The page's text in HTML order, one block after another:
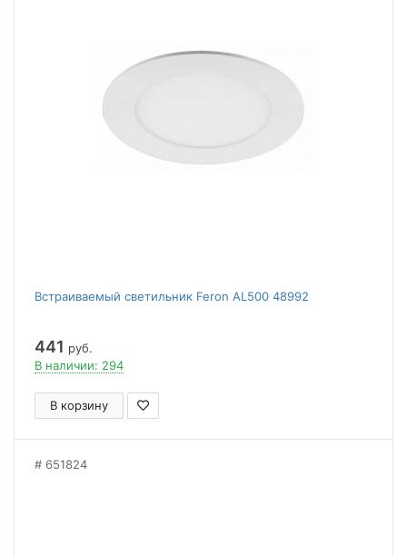
Встраиваемый светильник Feron AL500 48992
441 руб.
В наличии: 294
В корзину
651824